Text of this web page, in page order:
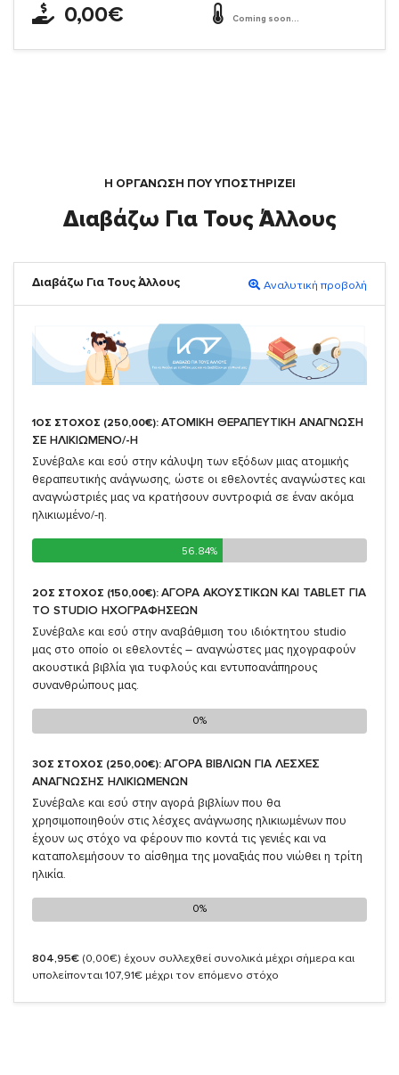
0,00€ Coming soon...
Η ΟΡΓΆΝΩΣΗ ΠΟΥ ΥΠΟΣΤΗΡΙΖΕΙ
Διαβάζω Για Τους Άλλους
Διαβάζω Για Τους Άλλους Αναλυτική προβολή
1ΟΣ ΣΤΟΧΟΣ (250,00€): ΑΤΟΜΙΚΗ ΘΕΡΑΠΕΥΤΙΚΗ ΑΝΑΓΝΩΣΗ
ΣΕ ΗΛΙΚΙΩΜΕΝΟ/-Η
Συνέβαλε και εσύ στην κάλυψη των εξόδων μιας ατομικής
θεραπευτικής ανάγνωσης, ώστε οι εθελοντές αναγνώστες και
αναγνώστριές μας να κρατήσουν συντροφιά σε έναν ακόμα
ηλικιωμένο/-η.
56.84%
56.84%
2ΟΣ ΣΤΟΧΟΣ (150,00€): ΑΓΟΡΑ ΑΚΟΥΣΤΙΚΩΝ ΚΑΙ TABLET ΓΙΑ
TO STUDIO ΗΧΟΓΡΑΦΗΣΕΩΝ
Συνέβαλε και εσύ στην αναβάθμιση του ιδιόκτητου studio
μας στο οποίο οι εθελοντές – αναγνώστες μας ηχογραφούν
ακουστικά βιβλία για τυφλούς και εντυποανάπηρους
συνανθρώπους μας.
0%
0%
3ΟΣ ΣΤΟΧΟΣ (250,00€): ΑΓΟΡΑ ΒΙΒΛΙΩΝ ΓΙΑ ΛΕΣΧΕΣ
ΑΝΑΓΝΩΣΗΣ ΗΛΙΚΙΩΜΕΝΩΝ
Συνέβαλε και εσύ στην αγορά βιβλίων που θα
χρησιμοποιηθούν στις λέσχες ανάγνωσης ηλικιωμένων που
έχουν ως στόχο να φέρουν πιο κοντά τις γενιές και να
καταπολεμήσουν το αίσθημα της μοναξιάς που νιώθει η τρίτη
ηλικία.
0%
0%
804,95€ (0,00€) έχουν συλλεχθεί συνολικά μέχρι σήμερα και
υπολείπονται 107,91€ μέχρι τον επόμενο στόχο